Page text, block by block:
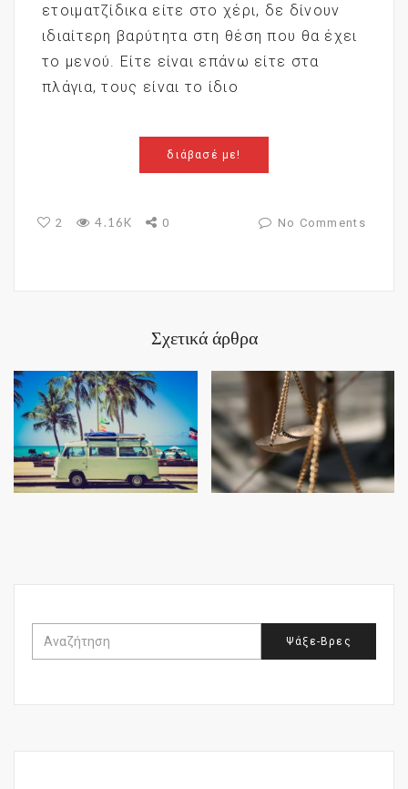
ετοιματζίδικα είτε στο χέρι, δε δίνουν
ιδιαίτερη βαρύτητα στη θέση που θα έχει
το μενού. Είτε είναι επάνω είτε στα
πλάγια, τους είναι το ίδιο
διάβασέ με!
2 4.16K 0 No Comments
Σχετικά άρθρα